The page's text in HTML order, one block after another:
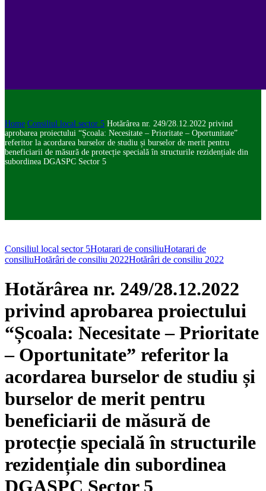
Home Consiliul local sector 5 Hotărârea nr. 249/28.12.2022 privind
aprobarea proiectului “Școala: Necesitate – Prioritate – Oportunitate”
referitor la acordarea burselor de studiu și burselor de merit pentru
beneficiarii de măsură de protecție specială în structurile rezidențiale din
subordinea DGASPC Sector 5
Consiliul local sector 5Hotarari de consiliuHotarari de
consiliuHotărâri de consiliu 2022Hotărâri de consiliu 2022
Hotărârea nr. 249/28.12.2022
privind aprobarea proiectului
“Școala: Necesitate – Prioritate
– Oportunitate” referitor la
acordarea burselor de studiu și
burselor de merit pentru
beneficiarii de măsură de
protecție specială în structurile
rezidențiale din subordinea
DGASPC Sector 5